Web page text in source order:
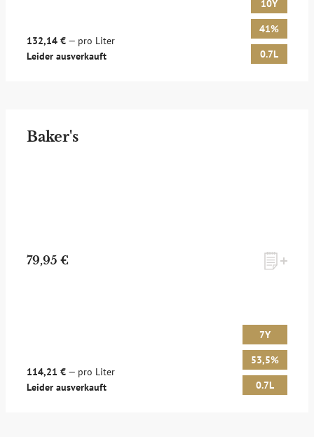
132,14 € — pro Liter
Leider ausverkauft
10Y
41%
0.7L
Baker's
79,95 €
114,21 € — pro Liter
Leider ausverkauft
7Y
53,5%
0.7L
auf dem Laufenden gehalten werden? Dann melden Sie sich